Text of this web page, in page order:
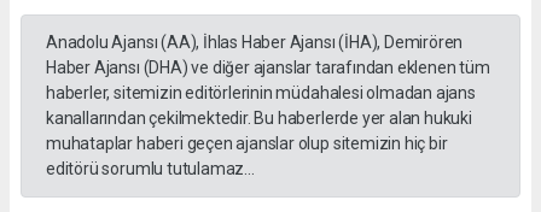
Anadolu Ajansı (AA), İhlas Haber Ajansı (İHA), Demirören
Haber Ajansı (DHA) ve diğer ajanslar tarafından eklenen tüm
haberler, sitemizin editörlerinin müdahalesi olmadan ajans
kanallarından çekilmektedir. Bu haberlerde yer alan hukuki
muhataplar haberi geçen ajanslar olup sitemizin hiç bir
editörü sorumlu tutulamaz...